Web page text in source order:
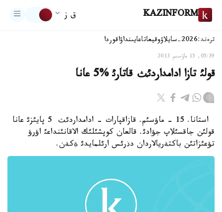
KAZINFORM ق ز
ترەند:2026-سايلاۋ وقيعاتاعايىنداۋاقوردا
05:39, 15 ماۋسىم 2013
قولئ تازا ادامداردئث قاتارئ %5 عانا
استانا. 15 - ماؤسئم. قازاقپارات - ادامداردئث 5 پايئزئ عانا
قولئن جاقسئلاپ جؤادئ. قالعان كوپشئلئك الاقانئنداعئ اؤرؤ
تؤعئزاتئن باكتةريالاردان دذرئس ارئلمايدئ ةكةن.